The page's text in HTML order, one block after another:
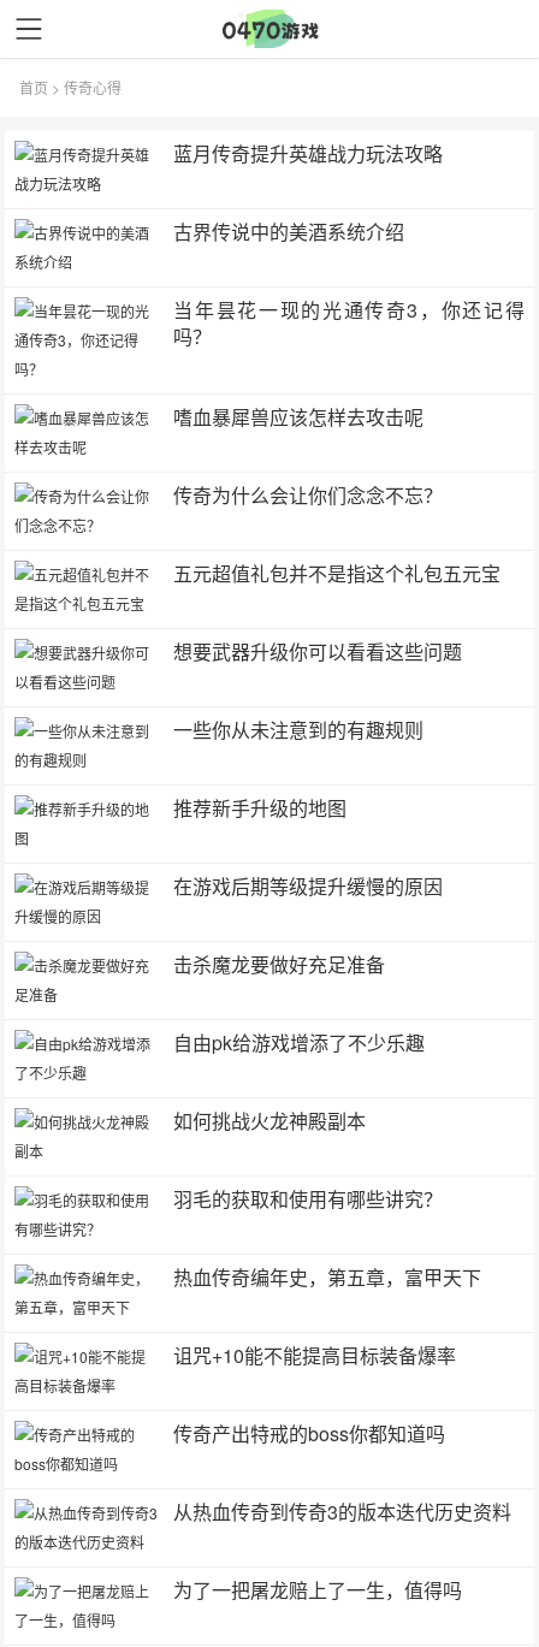
首页 >传奇心得
蓝月传奇提升英雄战力玩法攻略
古界传说中的美酒系统介绍
当年昙花一现的光通传奇3，你还记得
吗？
嗜血暴犀兽应该怎样去攻击呢
传奇为什么会让你们念念不忘？
五元超值礼包并不是指这个礼包五元宝
想要武器升级你可以看看这些问题
一些你从未注意到的有趣规则
推荐新手升级的地图
在游戏后期等级提升缓慢的原因
击杀魔龙要做好充足准备
自由pk给游戏增添了不少乐趣
如何挑战火龙神殿副本
羽毛的获取和使用有哪些讲究？
热血传奇编年史，第五章，富甲天下
诅咒+10能不能提高目标装备爆率
传奇产出特戒的boss你都知道吗
从热血传奇到传奇3的版本迭代历史资料
为了一把屠龙赔上了一生，值得吗